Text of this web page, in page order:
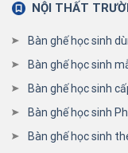
NỘI THẤT
Bàn ghế học sinh
Bàn ghế học sinh
Bàn ghế học sinh
Bàn ghế học sinh
Bàn ghế học sinh